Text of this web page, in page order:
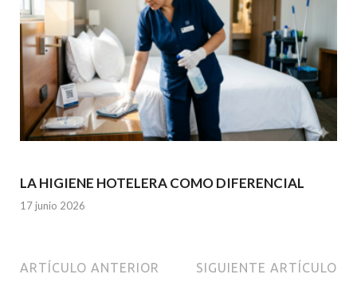
LA HIGIENE HOTELERA COMO DIFERENCIAL
17 junio 2026
ARTÍCULO ANTERIOR SIGUIENTE ARTÍCULO